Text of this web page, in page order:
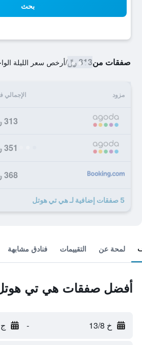
بحث
صفقات من313 ﷼ /أرخص سعر الليلة
مزود الإجمالي
313 ﷼
351 ﷼
368 ﷼
5 صفقات إضافية لـ هي تي هوتل
لمحة عن التقييمات فنادق مشابهة
أفضل صفقات هي تي
خ 13/8 - ج 14/8